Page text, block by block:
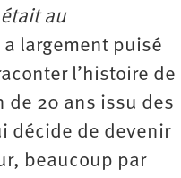
au
a largement puisé
l’histoire de
de 20 ans issu des
décide de devenir
beaucoup par